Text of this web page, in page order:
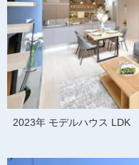
2023年 モデルハウス LDK